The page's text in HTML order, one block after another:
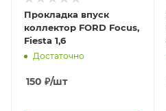
Прокладка впуск
коллектор FORD Focus,
Fiesta 1,6
Достаточно
150 ₽/шт